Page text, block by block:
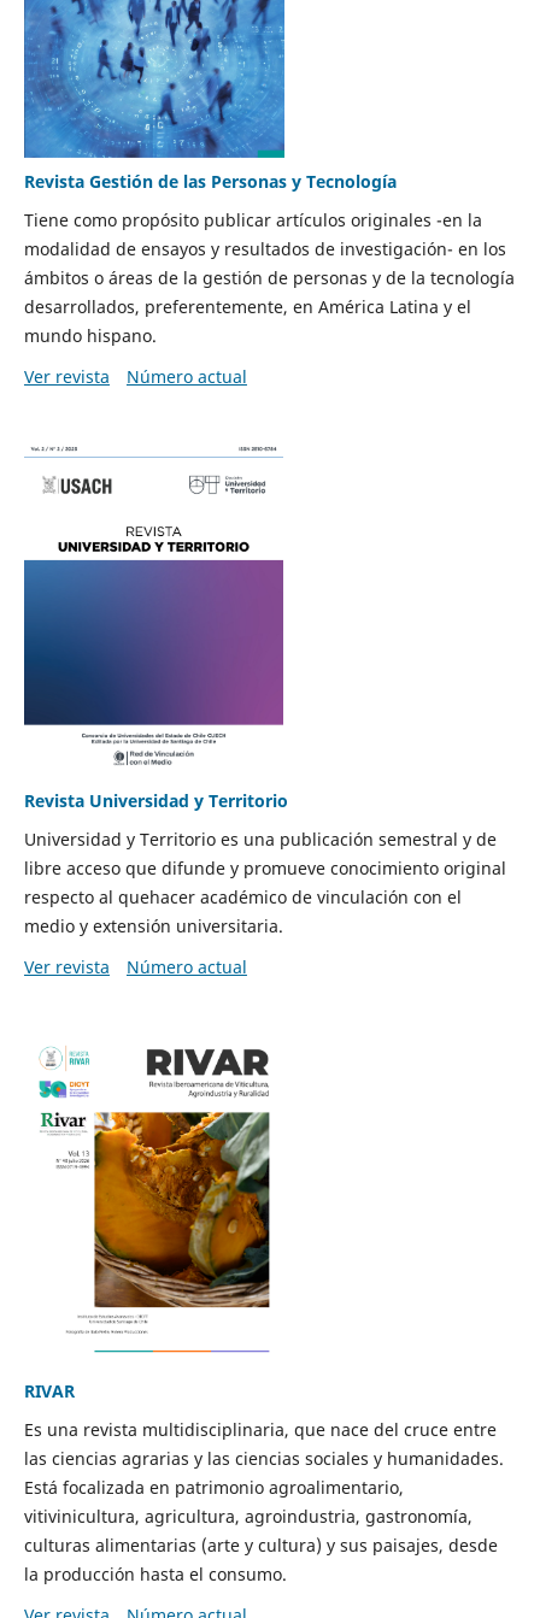
Revista Gestión de las Personas y Tecnología
Tiene como propósito publicar artículos originales -en la
modalidad de ensayos y resultados de investigación- en los
ámbitos o áreas de la gestión de personas y de la tecnología
desarrollados, preferentemente, en América Latina y el
mundo hispano.
Ver revista
Número actual
Revista Universidad y Territorio
Universidad y Territorio es una publicación semestral y de
libre acceso que difunde y promueve conocimiento original
respecto al quehacer académico de vinculación con el
medio y extensión universitaria.
Ver revista
Número actual
RIVAR
Es una revista multidisciplinaria, que nace del cruce entre
las ciencias agrarias y las ciencias sociales y humanidades.
Está focalizada en patrimonio agroalimentario,
vitivinicultura, agricultura, agroindustria, gastronomía,
culturas alimentarias (arte y cultura) y sus paisajes, desde
la producción hasta el consumo.